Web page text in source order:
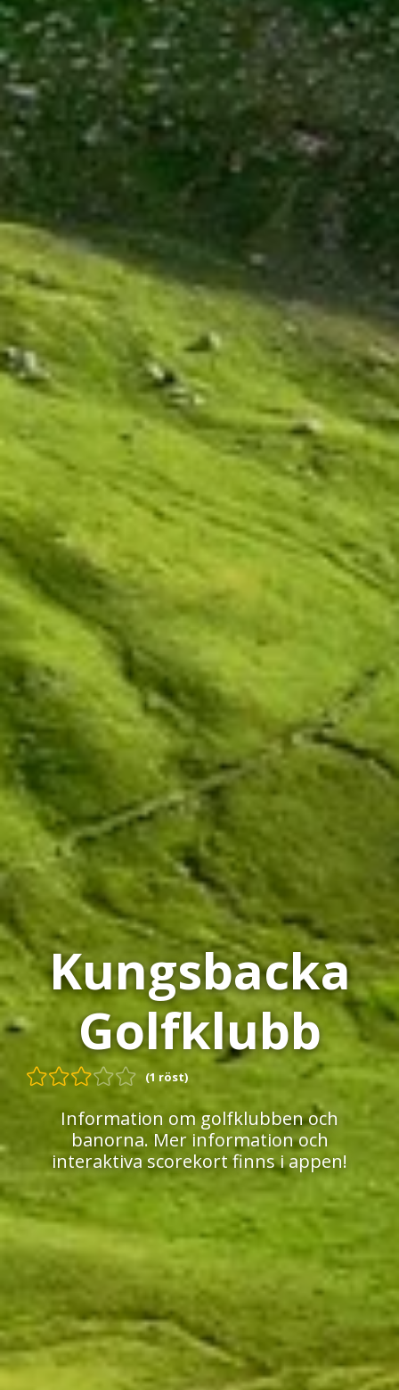
Kungsbacka
Golfklubb
(1 röst)
Information om golfklubben och
banorna. Mer information och
interaktiva scorekort finns i appen!